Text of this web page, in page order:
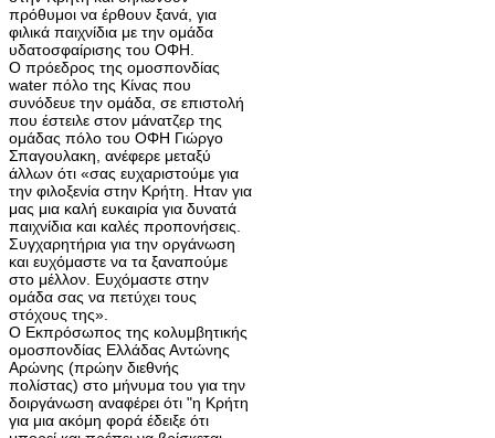
πρόθυμοι να έρθουν ξανά, για
φιλικά παιχνίδια με την ομάδα
υδατοσφαίρισης του ΟΦΗ.
Ο πρόεδρος της ομοσπονδίας
water πόλο της Κίνας που
συνόδευε την ομάδα, σε επιστολή
που έστειλε στον μάνατζερ της
ομάδας πόλο του ΟΦΗ Γιώργο
Σπαγουλακη, ανέφερε μεταξύ
άλλων ότι «σας ευχαριστούμε για
την φιλοξενία στην Κρήτη. Ηταν για
μας μια καλή ευκαιρία για δυνατά
παιχνίδια και καλές προπονήσεις.
Συγχαρητήρια για την οργάνωση
και ευχόμαστε να τα ξαναπούμε
στο μέλλον. Ευχόμαστε στην
ομάδα σας να πετύχει τους
στόχους της».
Ο Εκπρόσωπος της κολυμβητικής
ομοσπονδίας Ελλάδας Αντώνης
Αρώνης (πρώην διεθνής
πολίστας) στο μήνυμα του για την
δοιργάνωση αναφέρει ότι "η Κρήτη
για μια ακόμη φορά έδειξε ότι